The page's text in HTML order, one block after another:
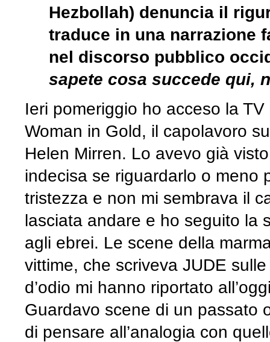
Hezbollah) denuncia il
traduce in una narrazione
nel discorso pubblico
sapete cosa succede qui,
Ieri pomeriggio ho acceso la
Woman in Gold, il capolavoro
Helen Mirren. Lo avevo già
indecisa se riguardarlo o meno
tristezza e non mi sembrava il
lasciata andare e ho seguito la
agli ebrei. Le scene della
vittime, che scriveva JUDE
d’odio mi hanno riportato
Guardavo scene di un passato
di pensare all’analogia con